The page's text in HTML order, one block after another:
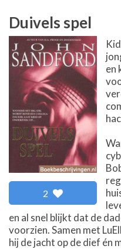
Duivels spel
2
en
en al snel blijkt dat de
voorzien. Samen met
hij de jacht op de dief én